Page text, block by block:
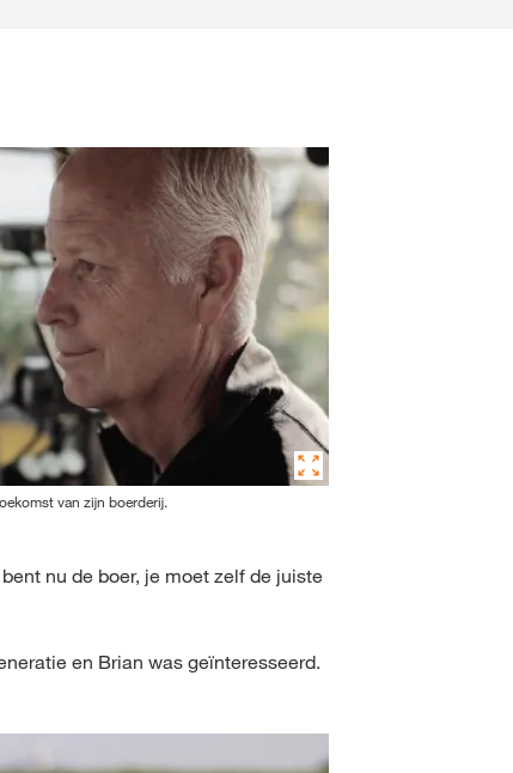
van zijn boerderij.
nu de boer, je moet zelf de juiste
en Brian was geïnteresseerd.